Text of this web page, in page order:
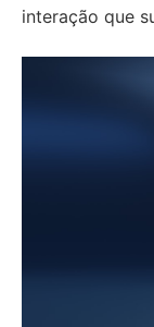
interação que